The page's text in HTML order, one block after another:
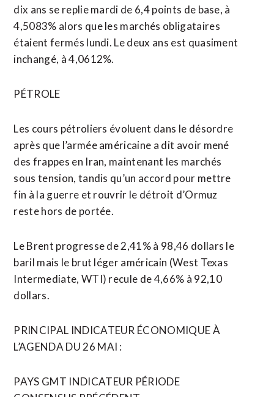
dix ans se replie mardi de 6,4 points de base, à
4,5083% alors que les marchés obligataires
étaient fermés lundi. Le deux ans est quasiment
inchangé, à 4,0612%.
PÉTROLE
Les cours pétroliers évoluent dans ⁠le désordre
après que l’armée américaine a dit avoir mené
des frappes en Iran, maintenant les marchés
sous tension, tandis qu’un accord pour mettre
fin à la guerre et rouvrir le détroit d’Ormuz
reste hors de portée.
Le Brent progresse de 2,41% à 98,46 dollars le
baril mais le brut ​léger américain (West Texas
Intermediate, WTI) recule de 4,66% à 92,10
dollars.
PRINCIPAL INDICATEUR ÉCONOMIQUE À
L’AGENDA DU 26 ​MAI :
PAYS GMT INDICATEUR PÉRIODE